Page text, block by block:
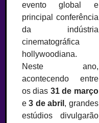
evento global e
principal conferência
da indústria
cinematográfica
hollywoodiana.
Neste ano,
acontecendo entre
os dias 31 de março
e3 de abril , grandes
estúdios divulgarão